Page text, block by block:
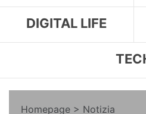
DIGITAL LIFE
Homepage > Notizia